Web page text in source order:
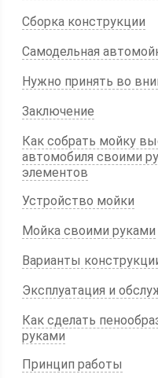
Сборка конструкции
Самодельная
Нужно принять во
Заключение
Как собрать мойку
автомобиля своими
элементов
Устройство мойки
Мойка своими руками
Варианты
Эксплуатация и
Как сделать
руками
Принцип работы